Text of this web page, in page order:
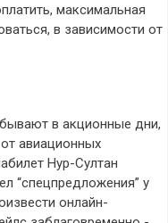
максимальная
в зависимости от
в акционные дни,
авиационных
Нур-Султан
“спецпредложения” у
онлайн-